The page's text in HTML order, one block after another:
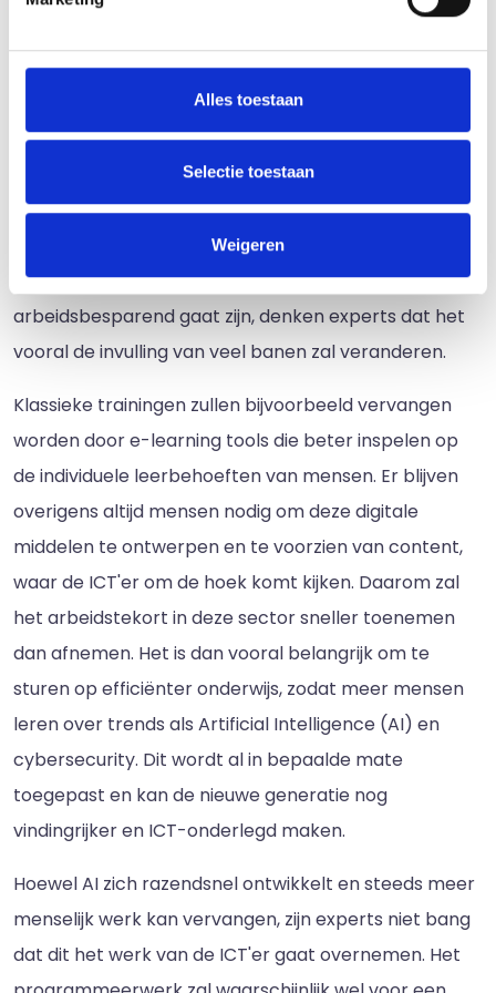
Alles toestaan
Selectie toestaan
Weigeren
verdubbeld is. Als dit groeitempo van 7 procent zich
in de toekomst voortzet, is in 2030 al 1 op de 10
Nederlanders ICT'er. In de toekomst werkt
technologie waarschijnlijk nog meer ondersteunend in
de wereld van ondernemen, waarbij het mensen
helpt om taken efficiënter en sneller uit te voeren.
Waar veel mensen bang zijn dat technologie te
arbeidsbesparend gaat zijn, denken experts dat het
vooral de invulling van veel banen zal veranderen.
Klassieke trainingen zullen bijvoorbeeld vervangen
worden door e-learning tools die beter inspelen op
de individuele leerbehoeften van mensen. Er blijven
overigens altijd mensen nodig om deze digitale
middelen te ontwerpen en te voorzien van content,
waar de ICT'er om de hoek komt kijken. Daarom zal
het arbeidstekort in deze sector sneller toenemen
dan afnemen. Het is dan vooral belangrijk om te
sturen op efficiënter onderwijs, zodat meer mensen
leren over trends als Artificial Intelligence (AI) en
cybersecurity. Dit wordt al in bepaalde mate
toegepast en kan de nieuwe generatie nog
vindingrijker en ICT-onderlegd maken.
Hoewel AI zich razendsnel ontwikkelt en steeds meer
menselijk werk kan vervangen, zijn experts niet bang
dat dit het werk van de ICT'er gaat overnemen. Het